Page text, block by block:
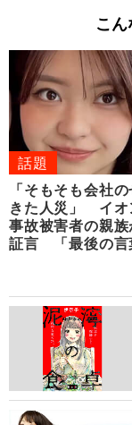
こ
話題
「そもそも会社
きた人災」 イオ
事故被害者の親
証言 「最後の言